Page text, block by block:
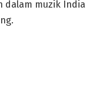
dalam muzik India